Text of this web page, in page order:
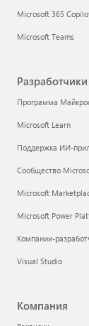
Microsoft 365
Microsoft Teams
Программа
Microsoft Learn
Поддержка ИИ-
Сообщество
Microsoft
Microsoft Power
Компании-
Visual Studio
Компания